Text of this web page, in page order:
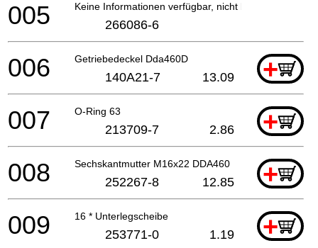
Keine Informationen verfügbar, nicht bestellbar
005 266086-6
Getriebedeckel Dda460D +
006 140A21-7 13.09
O-Ring 63 +
007 213709-7 2.86
Sechskantmutter M16x22 DDA460 +
008 252267-8 12.85
16 * Unterlegscheibe +
009 253771-0 1.19